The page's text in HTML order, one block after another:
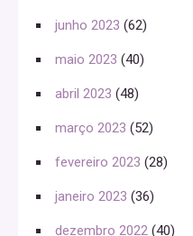
junho 2023 (62)
maio 2023 (40)
abril 2023 (48)
março 2023 (52)
fevereiro 2023 (28)
janeiro 2023 (36)
dezembro 2022 (40)